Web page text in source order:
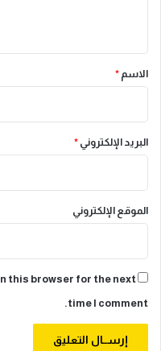
*
الاسم *
البريد الإلكتروني *
الموقع الإلكتروني
this browser for the next
time I comment.